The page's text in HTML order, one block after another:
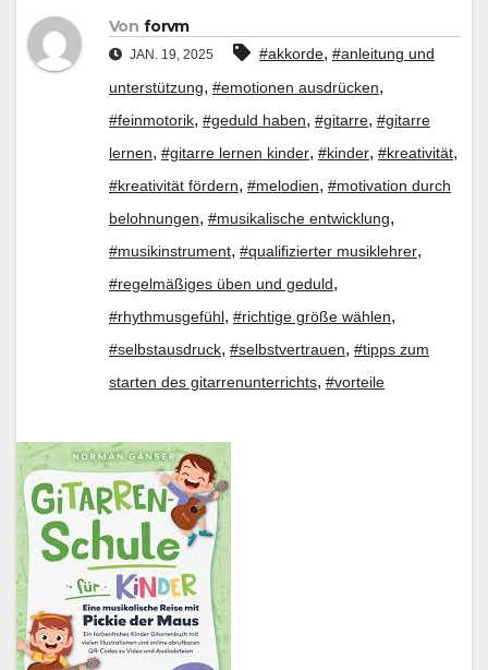
Von forvm
JAN. 19, 2025 #akkorde, #anleitung und
unterstützung, #emotionen ausdrücken,
#feinmotorik, #geduld haben, #gitarre, #gitarre
lernen, #gitarre lernen kinder, #kinder, #kreativität,
#kreativität fördern, #melodien, #motivation durch
belohnungen, #musikalische entwicklung,
#musikinstrument, #qualifizierter musiklehrer,
#regelmäßiges üben und geduld,
#rhythmusgefühl, #richtige größe wählen,
#selbstausdruck, #selbstvertrauen, #tipps zum
starten des gitarrenunterrichts, #vorteile